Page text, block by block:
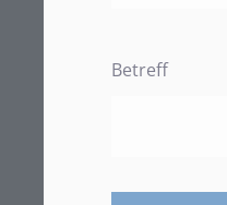
Betreff